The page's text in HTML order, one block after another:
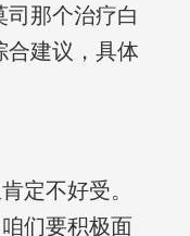
司那个治疗白
合建议，具体
定不好受。
们要积极面